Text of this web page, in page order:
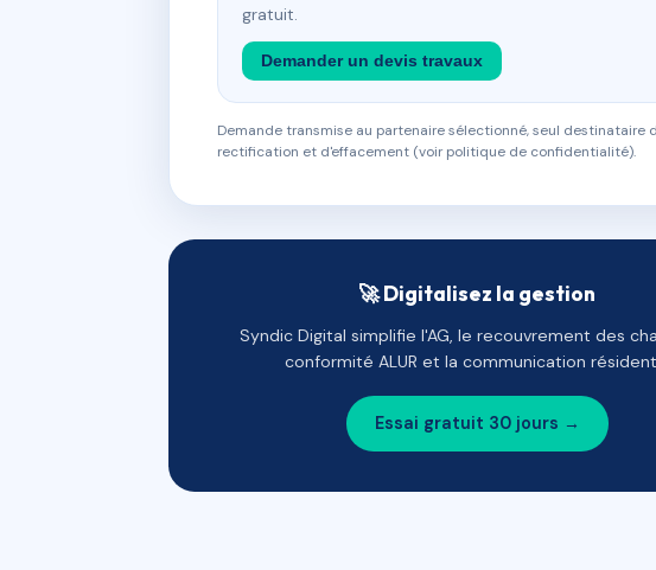
gratuit.
Demander un devis travaux
Demande transmise au partenaire sélectionné, seul
rectification et d'effacement (voir politique de confidentialité).
🚀 Digitalisez la gestion
Syndic Digital simplifie l'AG, le recouvrement des
conformité ALUR et la communication
Essai gratuit 30 jours →